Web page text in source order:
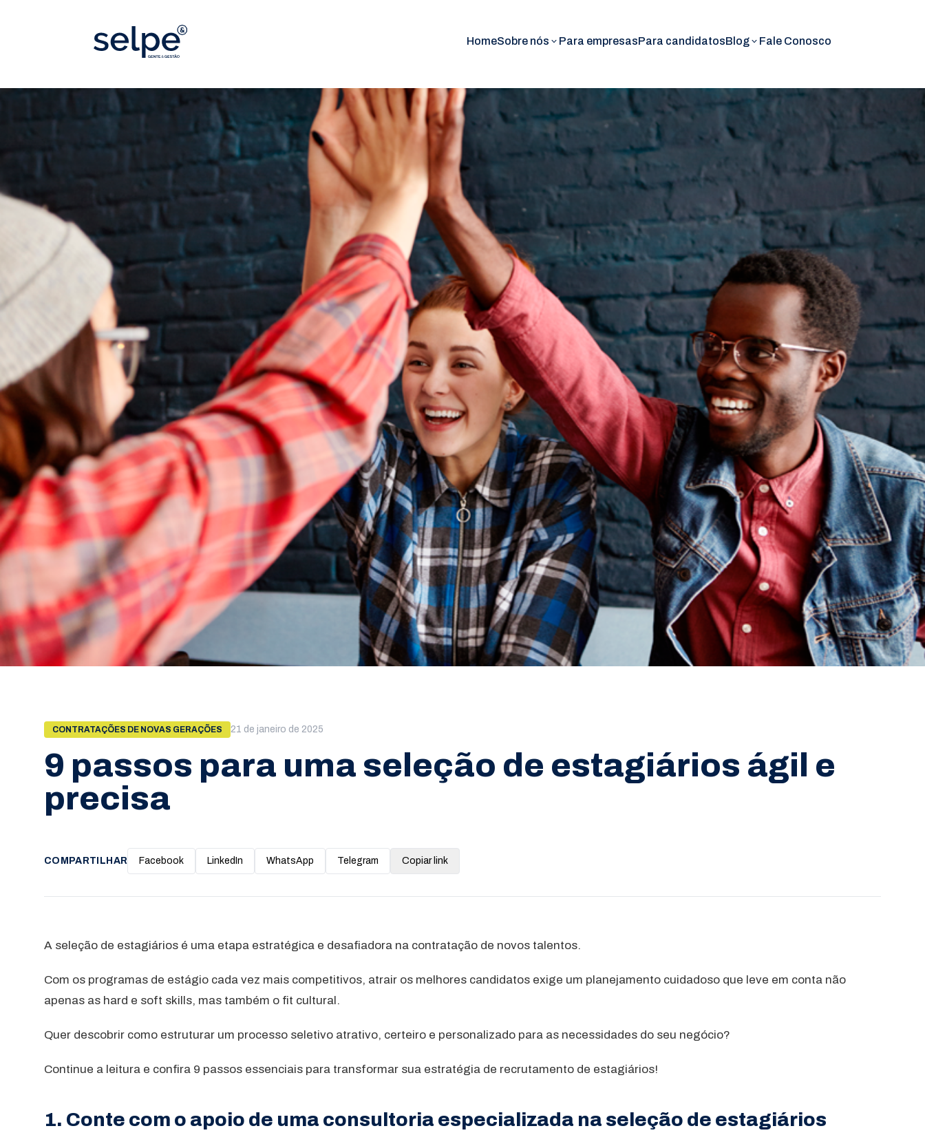
HomeSobre nós Para empresasPara candidatosBlog Fale Conosco
CONTRATAÇÕES DE NOVAS GERAÇÕES 21 de janeiro de 2025
9 passos para uma seleção de estagiários ágil e
precisa
COMPARTILHAR Facebook LinkedIn WhatsApp Telegram Copiar link
A seleção de estagiários é uma etapa estratégica e desafiadora na contratação de novos talentos.
Com os programas de estágio cada vez mais competitivos, atrair os melhores candidatos exige um planejamento cuidadoso que leve em conta não
apenas as hard e soft skills, mas também o fit cultural.
Quer descobrir como estruturar um processo seletivo atrativo, certeiro e personalizado para as necessidades do seu negócio?
Continue a leitura e confira 9 passos essenciais para transformar sua estratégia de recrutamento de estagiários!
1. Conte com o apoio de uma consultoria especializada na seleção de estagiários